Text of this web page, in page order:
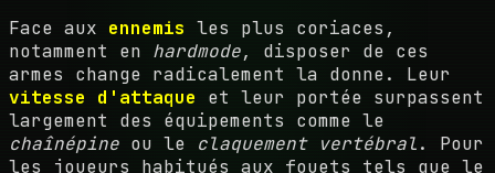
Face aux ennemis les plus coriaces,
notamment en hardmode, disposer de ces
armes change radicalement la donne. Leur
vitesse d'attaque et leur portée surpassent
largement des équipements comme le
chaînépine ou le claquement vertébral. Pour
les joueurs habitués aux fouets tels que le